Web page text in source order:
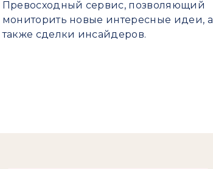
Превосходный сервис, позволяющий
мониторить новые интересные идеи, а
также сделки инсайдеров.